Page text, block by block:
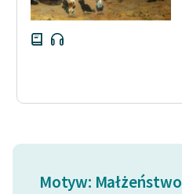
Motyw: Małżeństwo